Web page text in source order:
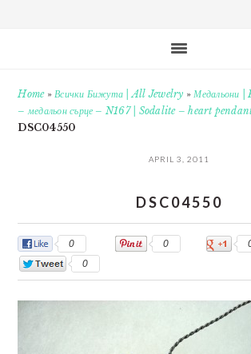
Home»Всички Бижута | All Jewelry »Медальони |
– медальон сърце – N167 | Sodalite – heart
DSC04550
APRIL 3, 2011
DSC04550
0 0
0